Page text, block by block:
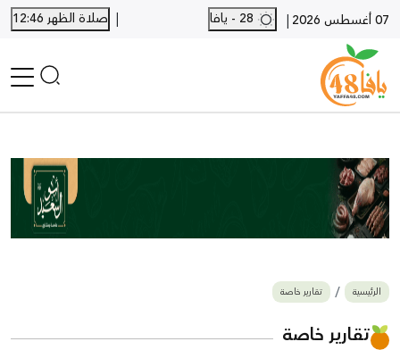
07 أغسطس 2026 |
| صلاة الظهر 12:46
أخبار محلية
أخبار يافا
SHORTS
أخبار اللد والرملة
بيع وشراء
أخبار القدس
وفيات
الرئيسية تقارير خاصة
تقارير خاصة